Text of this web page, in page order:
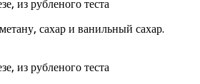
сахар и ванильный сахар.